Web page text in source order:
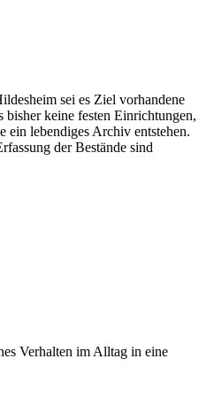
sei es Ziel vorhandene
keine festen Einrichtungen,
ein lebendiges Archiv entstehen.
der Bestände sind
Verhalten im Alltag in eine